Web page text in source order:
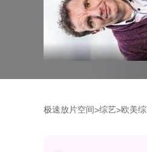
极速放片空间>综艺>欧美